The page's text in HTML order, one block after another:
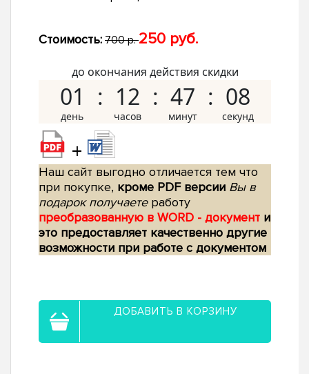
Стоимость: 700 р.250 руб.
до окончания действия скидки
01 12 47 07
+
Наш сайт выгодно отличается тем что
при покупке, кроме PDF версии Вы в
подарок получаетеработу
преобразованную в WORD - документ и
это предоставляет качественно другие
возможности при работе с документом
ДОБАВИТЬ В КОРЗИНУ